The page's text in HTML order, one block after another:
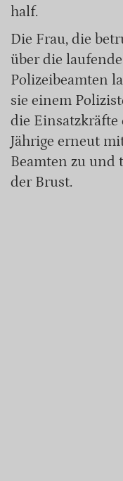
half.
Die Frau, die
über die
Polizeibeamten
sie einem
die
Jährige erneut
Beamten zu und
der Brust.